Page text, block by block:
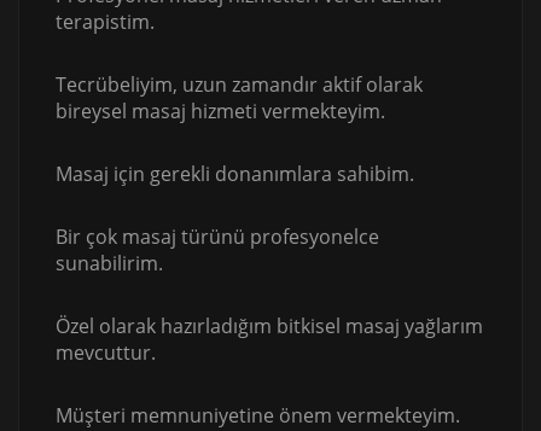
terapistim.
Tecrübeliyim, uzun zamandır aktif olarak
bireysel masaj hizmeti vermekteyim.
Masaj için gerekli donanımlara sahibim.
Bir çok masaj türünü profesyonelce
sunabilirim.
Özel olarak hazırladığım bitkisel masaj yağlarım
mevcuttur.
Müşteri memnuniyetine önem vermekteyim.